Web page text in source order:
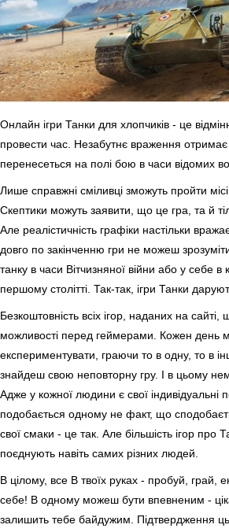
Онлайн ігри Танки для хлопчиків - це
провести час. Незабутнє враження
перенесеться на полі бою в часи відомих
Лише справжні сміливці зможуть пройти
Скептики можуть заявити, що це гра, та й
Але реалістичність графіки настільки
довго по закінченню гри не можеш
танку в часи Вітчизняної війни або у себе в
першому столітті. Так-так, ігри Танки
Безкоштовність всіх ігор, наданих на
можливості перед геймерами. Кожен день
експериментувати, граючи то в одну, то в
знайдеш свою неповторну гру. І в цьому
Адже у кожної людини є свої індивідуальні
подобається одному не факт, що
свої смаки - це так. Але більшість ігор про
поєднують навіть самих різних людей.
В цілому, все В твоїх руках - пробуй, грай,
себе! В одному можеш бути впевненим -
залишить тебе байдужим. Підтвердження